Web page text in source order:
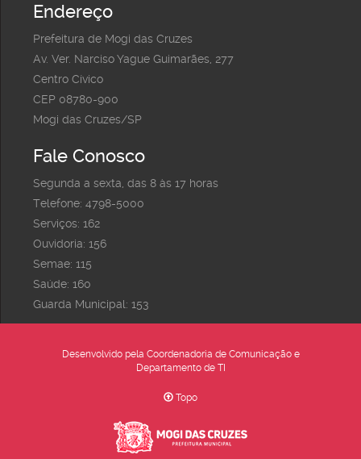
Endereço
Prefeitura de Mogi das Cruzes
Av. Ver. Narciso Yague Guimarães, 277
Centro Cívico
CEP 08780-900
Mogi das Cruzes/SP
Fale Conosco
Segunda a sexta, das 8 às 17 horas
Telefone: 4798-5000
Serviços: 162
Ouvidoria: 156
Semae: 115
Saúde: 160
Guarda Municipal: 153
Desenvolvido pela Coordenadoria de Comunicação e
Departamento de TI
Topo